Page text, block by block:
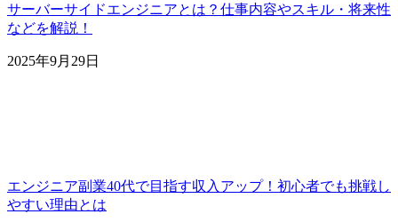
サーバーサイドエンジニアとは？仕事内容やスキル・将来性
などを解説！
2025年9月29日
エンジニア副業40代で目指す収入アップ！初心者でも挑戦し
やすい理由とは